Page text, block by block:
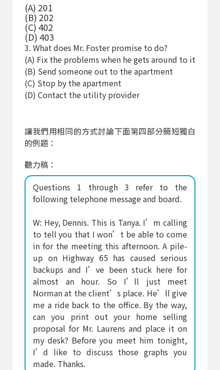
(A) 201
(B) 202
(C) 402
(D) 403
3. What does Mr. Foster promise to do?
(A) Fix the problems when he gets around to it
(B) Send someone out to the apartment
(C) Stop by the apartment
(D) Contact the utility provider
讓我們用相同的方式討論下面第四部分簡短獨白
的例題：
聽力稿：
Questions 1 through 3 refer to the
following telephone message and board.
W: Hey, Dennis. This is Tanya. I’m calling
to tell you that I won’t be able to come
in for the meeting this afternoon. A pile-
up on Highway 65 has caused serious
backups and I’ve been stuck here for
almost an hour. So I’ll just meet
Norman at the client’s place. He’ll give
me a ride back to the office. By the way,
can you print out your home selling
proposal for Mr. Laurens and place it on
my desk? Before you meet him tonight,
I’d like to discuss those graphs you
made. Thanks.